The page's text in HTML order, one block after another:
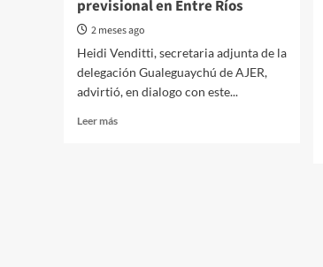
previsional en Entre Ríos
2 meses ago
Heidi Venditti, secretaria adjunta de la
delegación Gualeguaychú de AJER,
advirtió, en dialogo con este...
Leer másRead